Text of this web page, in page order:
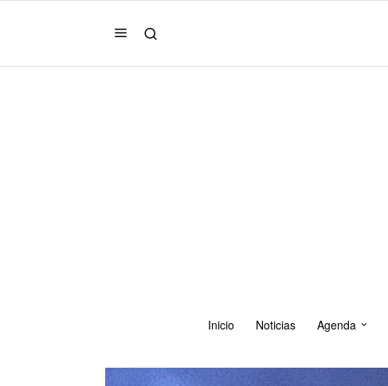
Inicio Noticias Agenda